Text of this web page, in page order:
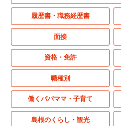
履歴書・職務経歴書
面接
資格・免許
職種別
働くパパママ・子育て
島根のくらし・観光